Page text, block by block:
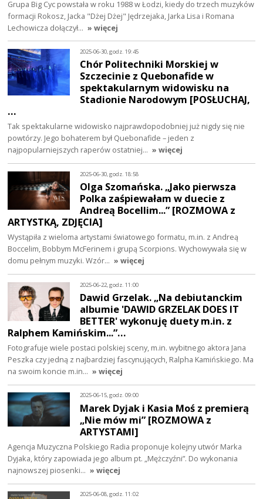
Grupa Big Cyc powstała w roku 1988 w Łodzi, kiedy do trzech muzyków
formacji Rokosz, Jacka "Dżej Dżej" Jędrzejaka, Jarka Lisa i Romana
Lechowicza dołączył… » więcej
2025-06-30, godz. 19:45
Chór Politechniki Morskiej w
Szczecinie z Quebonafide w
spektakularnym widowisku na
Stadionie Narodowym [POSŁUCHAJ,
…
Tak spektakularne widowisko najprawdopodobniej już nigdy się nie
powtórzy. Jego bohaterem był Quebonafide – jeden z
najpopularniejszych raperów ostatniej… » więcej
2025-06-30, godz. 18:58
Olga Szomańska. „Jako pierwsza
Polka zaśpiewałam w duecie z
Andreą Bocellim...” [ROZMOWA z
ARTYSTKĄ, ZDJĘCIA]
Wystąpiła z wieloma artystami światowego formatu, m.in. z Andreą
Boccelim, Bobbym McFerinem i grupą Scorpions. Wychowywała się w
domu pełnym muzyki. Wzór… » więcej
2025-06-22, godz. 11:00
Dawid Grzelak. „Na debiutanckim
albumie 'DAWID GRZELAK DOES IT
BETTER' wykonuję duety m.in. z
Ralphem Kamińskim...”…
Fotografuje wiele postaci polskiej sceny, m.in. wybitnego aktora Jana
Peszka czy jedną z najbardziej fascynujących, Ralpha Kamińskiego. Ma
na swoim koncie m.in… » więcej
2025-06-15, godz. 09:00
Marek Dyjak i Kasia Moś z premierą
„Nie mów mi” [ROZMOWA z
ARTYSTAMI]
Agencja Muzyczna Polskiego Radia proponuje kolejny utwór Marka
Dyjaka, który zapowiada jego album pt. „Mężczyźni”. Do wykonania
najnowszej piosenki… » więcej
2025-06-08, godz. 11:02